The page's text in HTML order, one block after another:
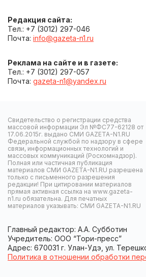
Редакция сайта:
Тел.: +7 (3012) 297-046
Почта: info@gazeta-n1.ru
Реклама на сайте и в газете:
Тел.: +7 (3012) 297-057
Почта: gazeta-n1@yandex.ru
Свидетельство о регистрации средства
массовой информации Эл №ФС77-62128 от
17.06.2015г. выдано СМИ GAZETA-N1.RU
Федеральной службой по надзору в сфере
связи, информационных технологий и
массовых коммуникаций (Роскомнадзор).
Полная или частичная публикация
материалов СМИ GAZETA-N1.RU разрешена
только с письменного разрешения
редакции! При цитировании материалов
прямая активная ссылка на www.gazeta-
n1.ru обязательна. Для печатных
материалов указывать: СМИ GAZETA-N1.RU
Главный редактор: А.А. Субботин
Учредитель: ООО “Тори-пресс”
Адрес: 670031 г. Улан-Удэ, ул.
Политика в отношении обработки